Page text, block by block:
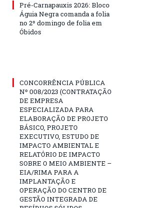
Pré-Carnapauxis 2026: Bloco
Águia Negra comanda a folia
no 2º domingo de folia em
Óbidos
CONCORRÊNCIA PÚBLICA
Nº 008/2023 (CONTRATAÇÃO
DE EMPRESA
ESPECIALIZADA PARA
ELABORAÇÃO DE PROJETO
BÁSICO, PROJETO
EXECUTIVO, ESTUDO DE
IMPACTO AMBIENTAL E
RELATÓRIO DE IMPACTO
SOBRE O MEIO AMBIENTE –
EIA/RIMA PARA A
IMPLANTAÇÃO E
OPERAÇÃO DO CENTRO DE
GESTÃO INTEGRADA DE